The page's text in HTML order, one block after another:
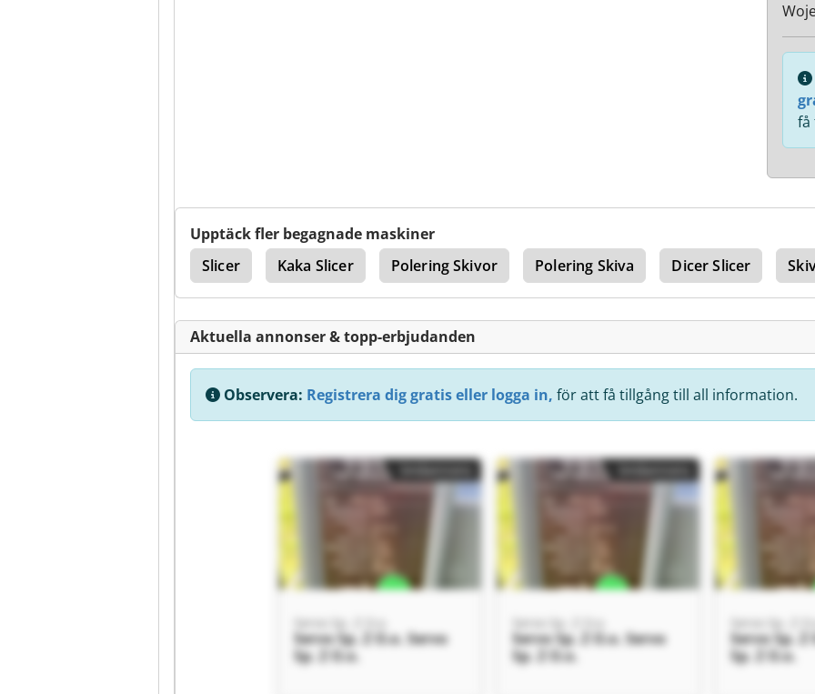
få
Upptäck fler begagnade maskiner
Slicer
Kaka Slicer Polering Skivor Polering Skiva Dicer Slicer
Aktuella annonser & topp-erbjudanden
Observera: Registrera dig gratis eller logga in, för att få tillgång till all information.
Servo Sp. Z O.o.
Servo Sp. Z O.o. Servo
Sp. Z O.o.
Servo Sp. Z O.o.
Servo Sp. Z O.o. Servo
Sp. Z O.o.
Servo Sp. Z
Servo Sp.
Sp. Z O.o.